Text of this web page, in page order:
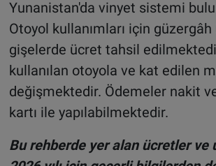
Yunanistan'da vinyet sistemi
Otoyol kullanımları için
gişelerde ücret tahsil
kullanılan otoyola ve kat edilen
değişmektedir. Ödemeler nakit
kartı ile yapılabilmektedir.
Bu rehberde yer alan ücretler ve